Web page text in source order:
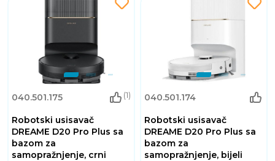
040.501.175 (1)
Robotski usisavač
DREAME D20 Pro Plus sa
bazom za
samopražnjenje, crni
040.501.174
Robotski usisavač
DREAME D20 Pro Plus sa
bazom za
samopražnjenje, bijeli